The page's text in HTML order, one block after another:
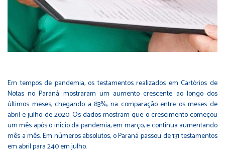
Em tempos de pandemia, os testamentos realizados em Cartórios de
Notas no Paraná mostraram um aumento crescente ao longo dos
últimos meses, chegando a 83%, na comparação entre os meses de
abril e julho de 2020. Os dados mostram que o crescimento começou
um mês após o início da pandemia, em março, e continua aumentando
mês a mês. Em números absolutos, o Paraná passou de 131 testamentos
em abril para 240 em julho.